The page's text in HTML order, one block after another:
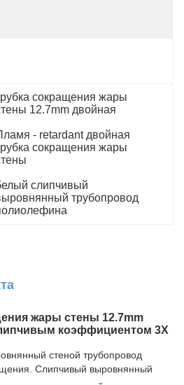
сокращения жары
12.7mm двойная
- retardant двойная
сокращения жары
слипчивый
трубопровод
жары стены 12.7mm
коэффициентом 3X
стеной трубопровод
Слипчивый выровнянный